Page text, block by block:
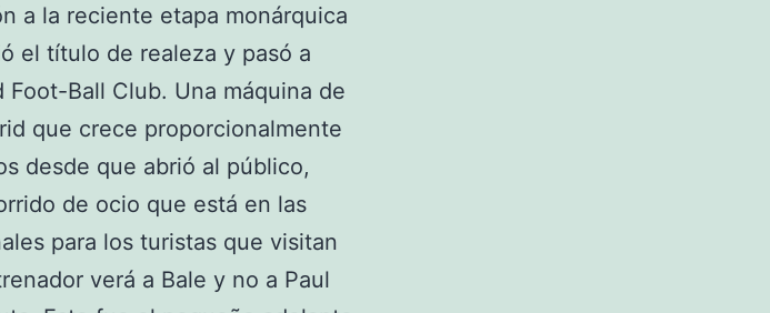
a la reciente etapa monárquica
el título de realeza y pasó a
Ball Club. Una máquina de
que crece proporcionalmente
desde que abrió al público,
de ocio que está en las
para los turistas que visitan
verá a Bale y no a Paul